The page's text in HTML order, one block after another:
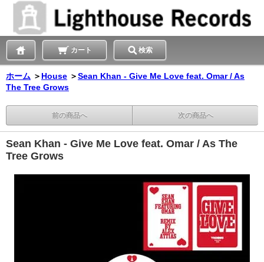
カート 検索
ホーム ＞ House ＞Sean Khan - Give Me Love feat. Omar / As
The Tree Grows
前の商品へ 次の商品へ
Sean Khan - Give Me Love feat. Omar / As The
Tree Grows